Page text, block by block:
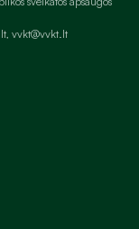
vvkt@vvkt.lt